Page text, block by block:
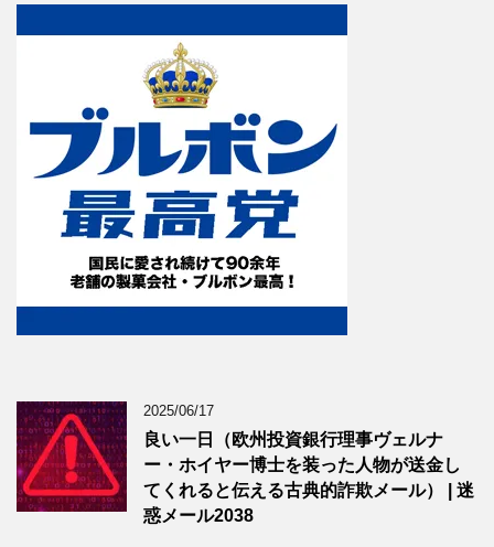
2025/06/17
良い一日（欧州投資銀行理事ヴェルナ
ー・ホイヤー博士を装った人物が送金し
てくれると伝える古典的詐欺メール） | 迷
惑メール2038